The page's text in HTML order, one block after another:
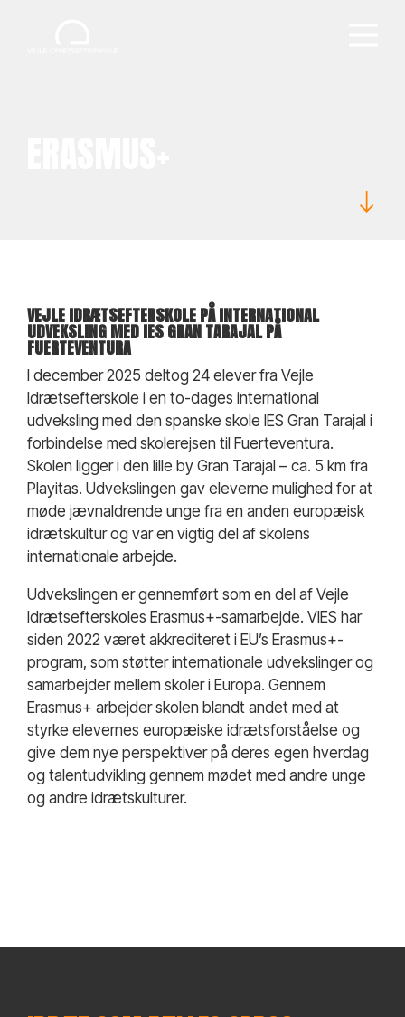
VEJLE IDRÆTSEFTERSKOLE PÅ INTERNATIONAL
UDVEKSLING MED IES GRAN TARAJAL PÅ
FUERTEVENTURA
I december 2025 deltog 24 elever fra Vejle
Idrætsefterskole i en to-dages international
udveksling med den spanske skole IES Gran Tarajal i
forbindelse med skolerejsen til Fuerteventura.
Skolen ligger i den lille by Gran Tarajal – ca. 5 km fra
Playitas. Udvekslingen gav eleverne mulighed for at
møde jævnaldrende unge fra en anden europæisk
idrætskultur og var en vigtig del af skolens
internationale arbejde.
Udvekslingen er gennemført som en del af Vejle
Idrætsefterskoles Erasmus+-samarbejde. VIES har
siden 2022 været akkrediteret i EU’s Erasmus+-
program, som støtter internationale udvekslinger og
samarbejder mellem skoler i Europa. Gennem
Erasmus+ arbejder skolen blandt andet med at
styrke elevernes europæiske idrætsforståelse og
give dem nye perspektiver på deres egen hverdag
og talentudvikling gennem mødet med andre unge
og andre idrætskulturer.